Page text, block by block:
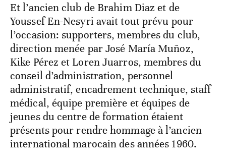
Et l’ancien club de Brahim Diaz et de
Youssef En-Nesyri avait tout prévu pour
l’occasion: supporters, membres du club,
direction menée par José María Muñoz,
Kike Pérez et Loren Juarros, membres du
conseil d’administration, personnel
administratif, encadrement technique, staff
médical, équipe première et équipes de
jeunes du centre de formation étaient
présents pour rendre hommage à l’ancien
international marocain des années 1960.